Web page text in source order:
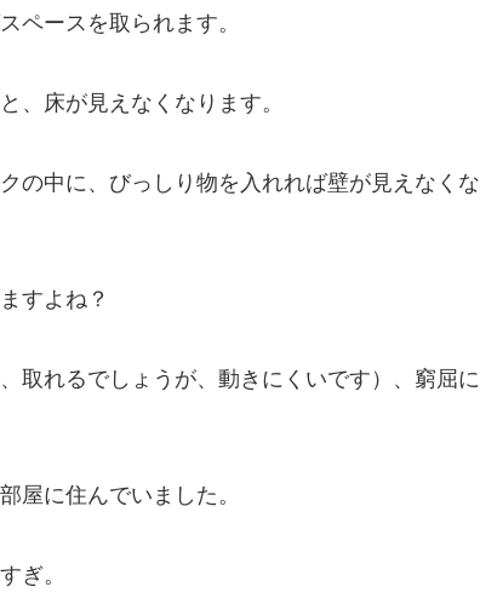
ペースを取られます。
、床が見えなくなります。
の中に、びっしり物を入れれば壁が見えなくな
すよね？
取れるでしょうが、動きにくいです）、窮屈に
屋に住んでいました。
ぎ。